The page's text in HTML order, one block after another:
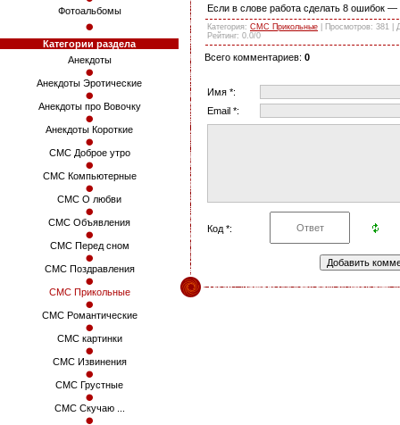
Фотоальбомы
Категории раздела
Анекдоты
Анекдоты Эротические
Анекдоты про Вовочку
Анекдоты Короткие
СМС Доброе утро
СМС Компьютерные
СМС О любви
СМС Объявления
СМС Перед сном
СМС Поздравления
СМС Прикольные
СМС Романтические
СМС картинки
СМС Извинения
СМС Грустные
СМС Скучаю ...
Если в слове работа сделать 8 ошибок
Категория: СМС Прикольные Просмотров: 381 |
Рейтинг: 0.0/0
Всего комментариев: 0
Имя *:
Email *:
Код *: